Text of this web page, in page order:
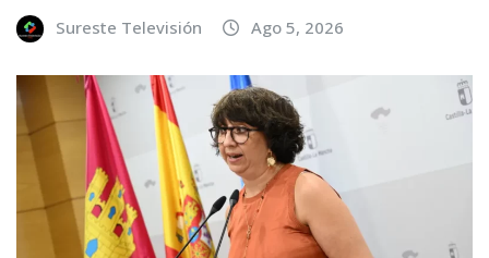
Sureste Televisión Ago 5, 2026